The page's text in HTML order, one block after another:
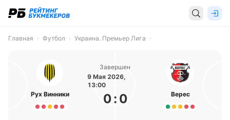
Главная Футбол Украина. Премьер Лига
Рух Винники
Завершен
9 Мая 2026,
13:00
0: 0 Верес